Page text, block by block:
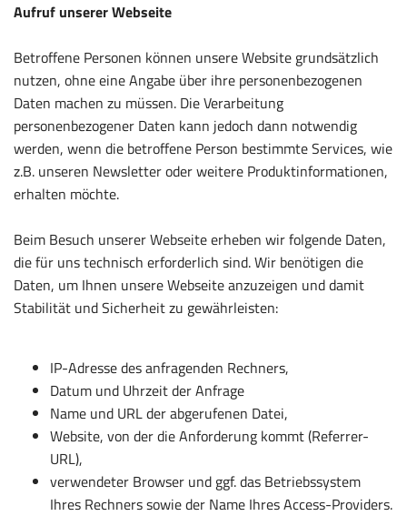
Aufruf unserer Webseite
Betroffene Personen können unsere Website grundsätzlich
nutzen, ohne eine Angabe über ihre personenbezogenen
Daten machen zu müssen. Die Verarbeitung
personenbezogener Daten kann jedoch dann notwendig
werden, wenn die betroffene Person bestimmte Services, wie
z.B. unseren Newsletter oder weitere Produktinformationen,
erhalten möchte.
Beim Besuch unserer Webseite erheben wir folgende Daten,
die für uns technisch erforderlich sind. Wir benötigen die
Daten, um Ihnen unsere Webseite anzuzeigen und damit
Stabilität und Sicherheit zu gewährleisten:
IP-Adresse des anfragenden Rechners,
Datum und Uhrzeit der Anfrage
Name und URL der abgerufenen Datei,
Website, von der die Anforderung kommt (Referrer-
URL),
verwendeter Browser und ggf. das Betriebssystem
Ihres Rechners sowie der Name Ihres Access-Providers.